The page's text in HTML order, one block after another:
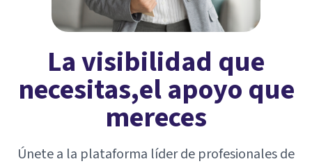
La visibilidad que
necesitas,el apoyo que
mereces
Únete a la plataforma líder de profesionales de